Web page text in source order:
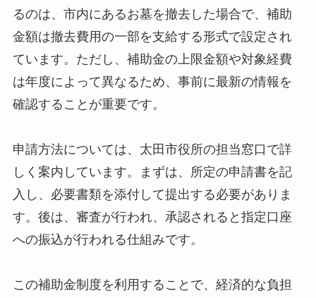
るのは、市内にあるお墓を撤去した場合で、補助
金額は撤去費用の一部を支給する形式で設定され
ています。ただし、補助金の上限金額や対象経費
は年度によって異なるため、事前に最新の情報を
確認することが重要です。
申請方法については、太田市役所の担当窓口で詳
しく案内しています。まずは、所定の申請書を記
入し、必要書類を添付して提出する必要がありま
す。後は、審査が行われ、承認されると指定口座
への振込が行われる仕組みです。
この補助金制度を利用することで、経済的な負担